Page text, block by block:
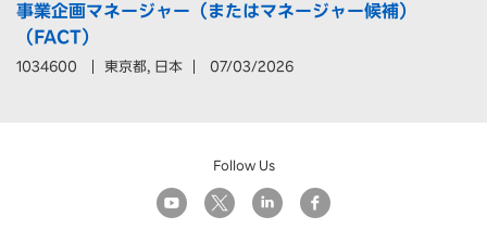
事業企画マネージャー（またはマネージャー候補）
（FACT）
1034600 東京都, 日本 07/03/2026
Follow Us